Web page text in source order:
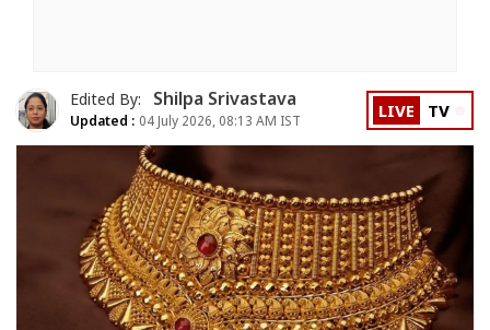
Edited By: Shilpa Srivastava
Updated : 04 July 2026, 08:13 AM IST LIVE TV